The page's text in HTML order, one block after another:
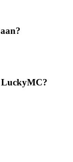
LuckyMC?